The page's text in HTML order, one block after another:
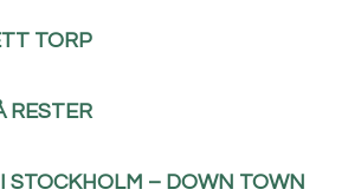
TORP
RESTER
STOCKHOLM – DOWN TOWN